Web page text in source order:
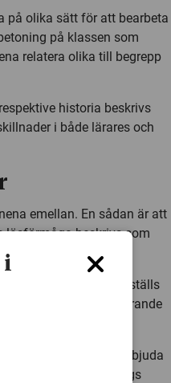
på olika sätt för att bearbeta
på klassen som
relatera olika till begrepp
historia beskrivs
i både lärares och
emellan. En sådan är att
läsförmåga beskrivs som
i undervisning framställs
ett kritiskt reflekterande
därmed vara att erbjuda
utifrån olika slags
i